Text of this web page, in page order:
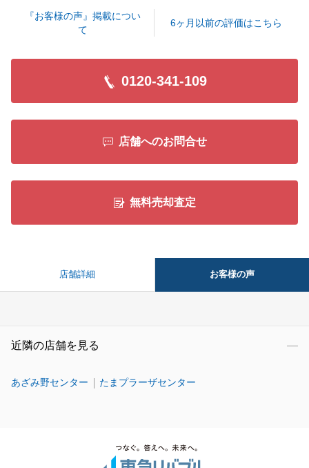
閉じる
閉じる
『お客様の声』掲載につい
て
6ヶ月以前の評価はこちら
0120-341-109
店舗へのお問合せ
無料売却査定
店舗詳細 お客様の声
近隣の店舗を見る
あざみ野センター たまプラーザセンター